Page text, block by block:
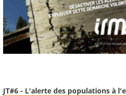
JT#6 - L'alerte des populations à